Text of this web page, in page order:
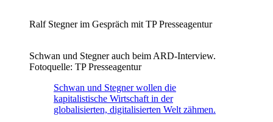
Ralf Stegner im Gespräch mit TP Presseagentur
Schwan und Stegner auch beim ARD-Interview.
Fotoquelle: TP Presseagentur
Schwan und Stegner wollen die
kapitalistische Wirtschaft in der
globalisierten, digitalisierten Welt zähmen.